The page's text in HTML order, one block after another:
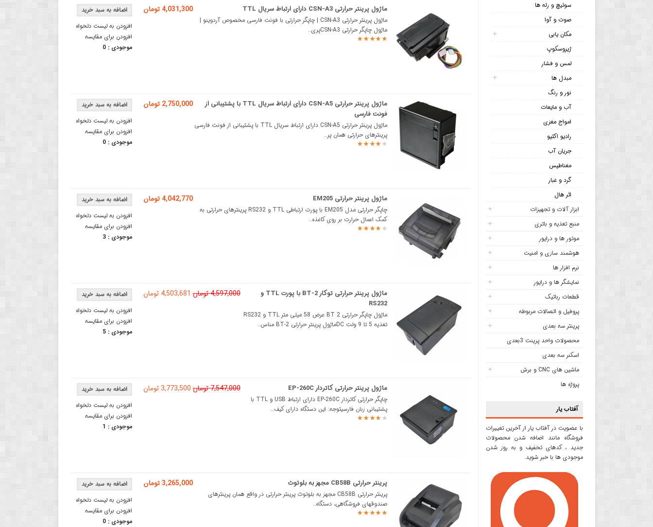
سوئیچ و رله ها
صوت و آوا
مکان یابی
ژیروسکوپ
لمس و فشار
مبدل ها
نور و رنگ
آب و مایعات
امواج مغزی
رادیو اکتیو
جریان آب
مغناطیس
گرد و غبار
اثر هال
ابزار آلات و تجهیزات
منبع تغذیه و باتری
موتور ها و درایور
هوشمند سازی و امنیت
نرم افزار ها
نمایشگر ها و درایور
قطعات رباتیک
پروفیل و اتصالات مربوطه
پرینتر سه بعدی
محصولات واحد پرینت 3بعدی
اسکنر سه بعدی
ماشین های CNC و برش
پروژه ها
آفتاب یار
با عضویت در آفتاب یار از آخرین تغییرات
فروشگاه مانند اضافه شدن محصولات
جدید ، کدهای تخفیف و به روز شدن
موجودی ها با خبر شوید.
افزودن به لیست دلخواه
افزودن برای مقایسه
موجودی :0
4,031,300 تومان ماژول پرینتر حرارتی CSN-A3 دارای ارتباط سریال TTL
ماژول پرینتر حرارتی CSN-A3 | چاپگر حرارتی با فونت فارسی مخصوص آردوینو |
ماژول چاپگر حرارتی CSN-A3پری..
افزودن به لیست دلخواه
افزودن برای مقایسه
موجودی :0
2,750,000 تومان
ماژول پرینتر حرارتی CSN-A5 دارای ارتباط سریال TTL با پشتیبانی از
فونت فارسی
ماژول پرینتر حرارتی CSN-A5 دارای ارتباط سریال TTL با پشتیبانی از فونت فارسی
پرینترهای حرارتی همان پر..
افزودن به لیست دلخواه
افزودن برای مقایسه
موجودی :3
4,042,770 تومان ماژول پرینتر حرارتی EM205
چاپگر حرارتی مدل EM205 با پورت ارتباطی TTL و RS232 پرینترهای حرارتی به
کمک اعمال حرارت بر روی کاغذه..
افزودن به لیست دلخواه
افزودن برای مقایسه
موجودی :5
4,597,000 تومان 4,503,681 تومان
ماژول پرینتر حرارتی توکار BT-2 با پورت TTL و
RS232
ماژول چاپگر حرارتی BT 2 عرض 58 میلی متر TTL و RS232
تغذیه 5 تا 9 ولت DCماژول پرینتر حرارتی BT-2 مناس..
افزودن به لیست دلخواه
افزودن برای مقایسه
موجودی : 1
7,547,000 تومان 3,773,500 تومان ماژول پرینتر حرارتی کاتردار EP-260C
چاپگر حرارتی کاتردار EP-260C دارای ارتباط USB و TTL با
پشتیبانی زبان فارسیتوجه: این دستگاه دارای کیف..
افزودن به لیست دلخواه
افزودن برای مقایسه
موجودی :0
3,265,000 تومان پرینتر حرارتی CB58B مجهز به بلوتوث
پرینتر حرارتی CB58B مجهز به بلوتوث پرینتر حرارتی در واقع همان پرینترهای
صندوقهای فروشگاهی، دستگاه..